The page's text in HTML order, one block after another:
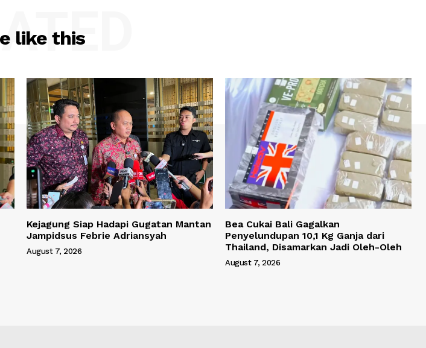
like this
Kejagung Siap Hadapi Gugatan Mantan
Jampidsus Febrie Adriansyah
August 7, 2026
Bea Cukai Bali Gagalkan
Penyelundupan 10,1 Kg Ganja dari
Thailand, Disamarkan Jadi Oleh-Oleh
August 7, 2026